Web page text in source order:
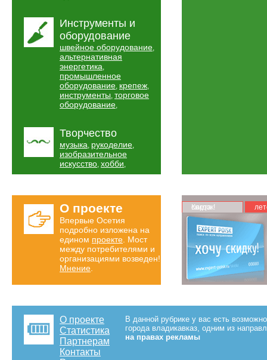
Инструменты и
оборудование
швейное оборудование,
альтернативная
энергетика,
промышленное
оборудование, крепеж,
инструменты, торговое
оборудование,
Творчество
музыка, рукоделие,
изобразительное
искусство, хобби,
О проекте
Впервые Осетия
подробно изложена на
едином проекте . Мост
между потребителями и
организациями возведен!
Мнение
Карта скидок!
О проекте
Статистика
Партнерам
Контакты
В данной рубрике у вас есть
города владикавказ, одним из
на правах рекламы